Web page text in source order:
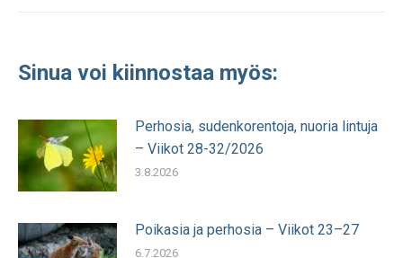
Sinua voi kiinnostaa myös:
Perhosia, sudenkorentoja, nuoria lintuja
– Viikot 28-32/2026
3.8.2026
Poikasia ja perhosia – Viikot 23–27
6.7.2026